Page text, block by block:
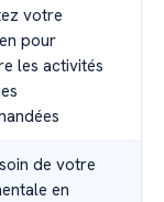
votre
pour
les activités
de votre
en